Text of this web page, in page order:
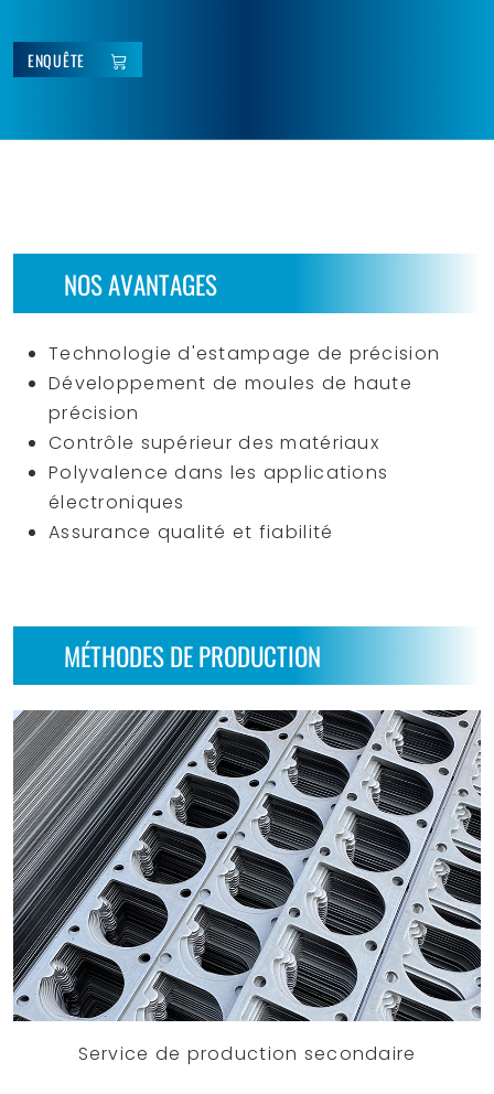
ENQUÊTE
NOS AVANTAGES
Technologie d'estampage de précision
Développement de moules de haute
précision
Contrôle supérieur des matériaux
Polyvalence dans les applications
électroniques
Assurance qualité et fiabilité
MÉTHODES DE PRODUCTION
Service de production secondaire